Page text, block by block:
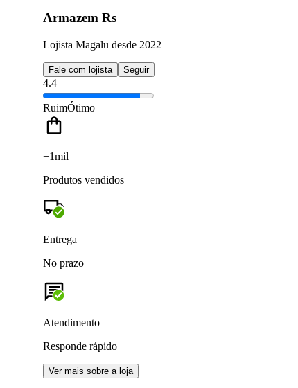
Armazem Rs
Lojista Magalu desde 2022
Fale com lojista Seguir
4.4
RuimÓtimo
+1mil
Produtos vendidos
Entrega
No prazo
Atendimento
Responde rápido
Ver mais sobre a loja